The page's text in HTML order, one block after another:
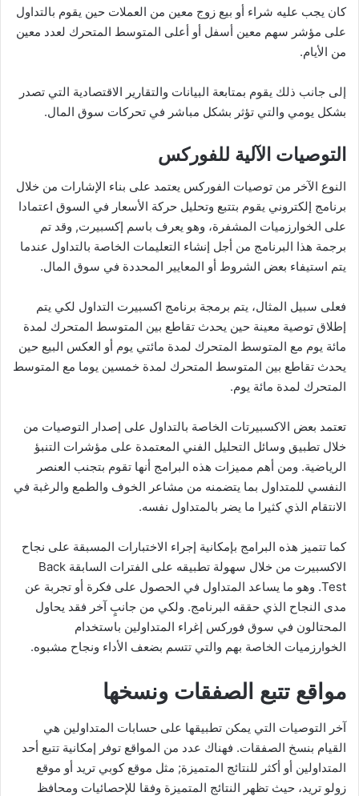
كان يجب عليه شراء أو بيع زوج معين من العملات حين يقوم بالتداول
على مؤشر سهم معين أسفل أو أعلى المتوسط المتحرك لعدد معين
من الأيام.
إلى جانب ذلك يقوم بمتابعة البيانات والتقارير الاقتصادية التي تصدر
بشكل يومي والتي تؤثر بشكل مباشر في تحركات سوق المال.
التوصيات الآلية للفوركس
النوع الآخر من توصيات الفوركس يعتمد على بناء الإشارات من خلال
برنامج إلكتروني يقوم بتتبع وتحليل حركة الأسعار في السوق اعتمادا
على الخوارزميات المشفرة، وهو يعرف باسم إكسبيرت, وقد تم
برجمة هذا البرنامج من أجل إنشاء التعليمات الخاصة بالتداول عندما
يتم استيفاء بعض الشروط أو المعايير المحددة في سوق المال.
فعلى سبيل المثال، يتم برمجة برنامج اكسبيرت التداول لكي يتم
إطلاق توصية معينة حين يحدث تقاطع بين المتوسط المتحرك لمدة
مائة يوم مع المتوسط المتحرك لمدة مائتي يوم أو العكس البيع حين
يحدث تقاطع بين المتوسط المتحرك لمدة خمسين يوما مع المتوسط
المتحرك لمدة مائة يوم.
تعتمد بعض الاكسبيرتات الخاصة بالتداول على إصدار التوصيات من
خلال تطبيق وسائل التحليل الفني المعتمدة على مؤشرات التنبؤ
الرياضية. ومن أهم مميزات هذه البرامج أنها تقوم بتجنب العنصر
النفسي للمتداول بما يتضمنه من مشاعر الخوف والطمع والرغبة في
الانتقام الذي كثيرا ما يضر بالمتداول نفسه.
كما تتميز هذه البرامج بإمكانية إجراء الاختبارات المسبقة على نجاح
الاكسبيرت من خلال سهولة تطبيقه على الفترات السابقة Back
Test. وهو ما يساعد المتداول في الحصول على فكرة أو تجربة عن
مدى النجاح الذي حققه البرنامج. ولكي من جانبٍ آخر فقد يحاول
المحتالون في سوق فوركس إغراء المتداولين باستخدام
الخوارزميات الخاصة بهم والتي تتسم بضعف الأداء ونجاح مشبوه.
مواقع تتبع الصفقات ونسخها
آخر التوصيات التي يمكن تطبيقها على حسابات المتداولين هي
القيام بنسخ الصفقات. فهناك عدد من المواقع توفر إمكانية تتبع أحد
المتداولين أو أكثر للنتائج المتميزة; مثل موقع كوبي تريد أو موقع
زولو تريد، حيث تظهر النتائج المتميزة وفقا للإحصائيات ومحافظ